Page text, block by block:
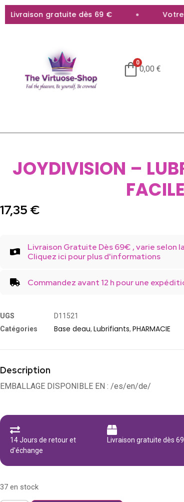
gratuite dès 69 € Votre
0
0,00€
JOYDIVISION –
FACILE
17,35 €
Livraison Gratuite Dès 69€ , varie selon
Cliquez ici pour plus d'informations
Commandez avant 12 h pour une
UGS
D11521
Catégories
Base deau, Lubrifiants, PHARMACIE
Description
EMBALLAGE DISPONIBLE EN : /es/en/de/
14 Jours de retour et
d'échange
Livraison gratuite dès
37 en stock